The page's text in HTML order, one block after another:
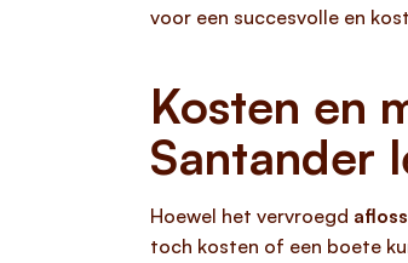
voor een succesvolle en
Kosten en
Santander
Hoewel het vervroegd
toch kosten of een boete